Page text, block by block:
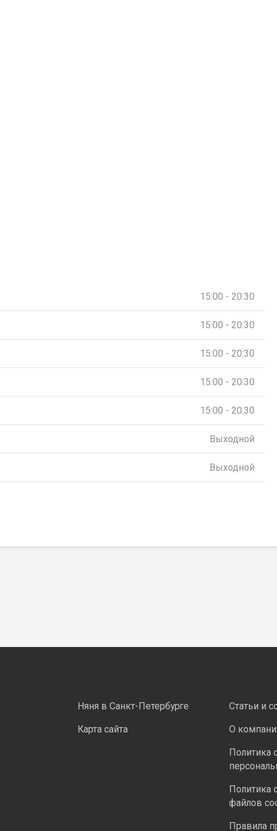
15:00 - 20:30
15:00 - 20:30
15:00 - 20:30
15:00 - 20:30
15:00 - 20:30
Выходной
Выходной
Няня в Санкт-Петербурге
Карта сайта
Статьи и
О
Политика
Политика
файлов
Правила